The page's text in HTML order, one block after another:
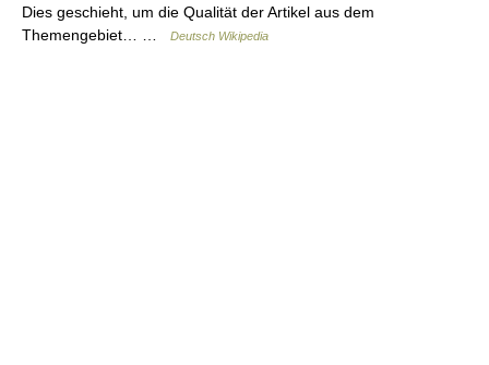
Dies geschieht, um die Qualität der Artikel aus dem
Themengebiet… …
Deutsch Wikipedia